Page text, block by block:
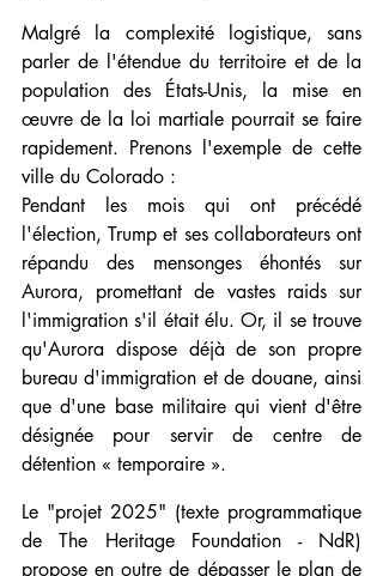
Malgré la complexité logistique, sans
parler de l'étendue du territoire et de la
population des États-Unis, la mise en
œuvre de la loi martiale pourrait se faire
rapidement. Prenons l'exemple de cette
ville du Colorado :
Pendant les mois qui ont précédé
l'élection, Trump et ses collaborateurs ont
répandu des mensonges éhontés sur
Aurora, promettant de vastes raids sur
l'immigration s'il était élu. Or, il se trouve
qu'Aurora dispose déjà de son propre
bureau d'immigration et de douane, ainsi
que d'une base militaire qui vient d'être
désignée pour servir de centre de
détention « temporaire ».
Le "projet 2025" (texte programmatique
de The Heritage Foundation - NdR)
propose en outre de dépasser le plan de